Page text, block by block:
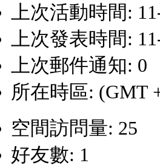
上次活動時間:
上次發表時間:
上次郵件通知: 0
所在時區: (GMT
空間訪問量: 25
好友數: 1